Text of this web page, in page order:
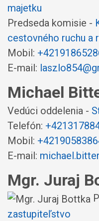
majetku
Predseda komisie -
cestovného ruchu a
Mobil:
E-mail:
Michael
Vedúci oddelenia -
Telefón:
Mobil:
E-mail:
Mgr. Juraj
zastupiteľstvo